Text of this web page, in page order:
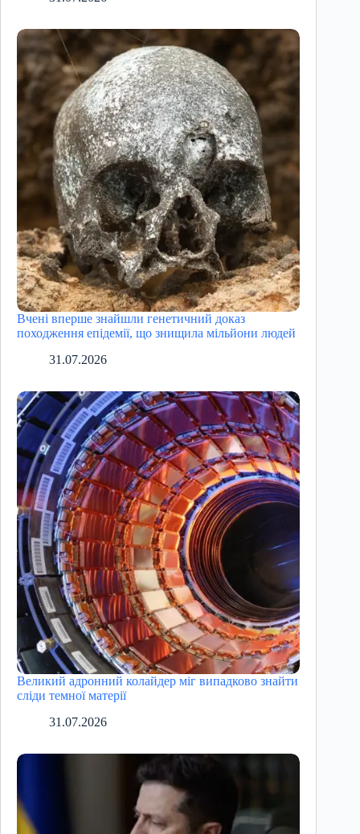
Вчені вперше знайшли генетичний доказ
походження епідемії, що знищила мільйони людей
31.07.2026
Великий адронний колайдер міг випадково знайти
сліди темної матерії
31.07.2026